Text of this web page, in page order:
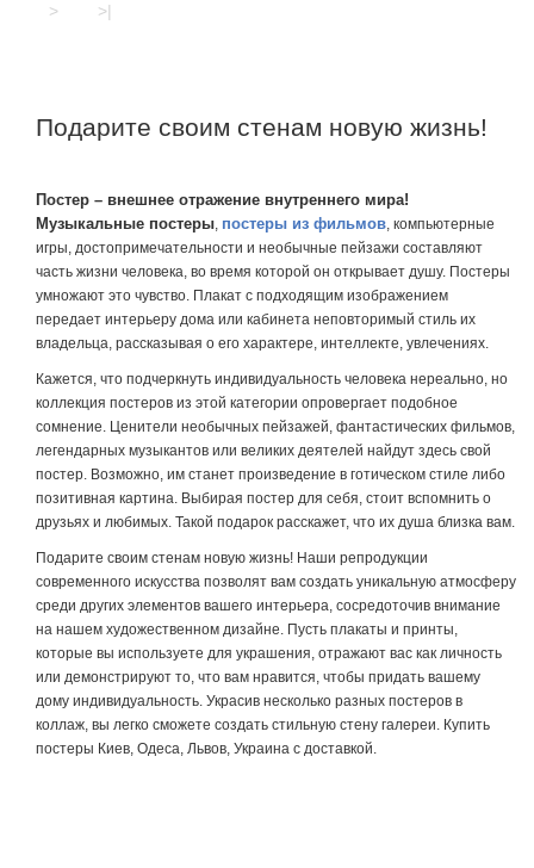
>
>|
Подарите своим стенам новую жизнь!
Постер – внешнее отражение внутреннего мира!
Музыкальные постеры, постеры из фильмов, компьютерные
игры, достопримечательности и необычные пейзажи составляют
часть жизни человека, во время которой он открывает душу. Постеры
умножают это чувство. Плакат с подходящим изображением
передает интерьеру дома или кабинета неповторимый стиль их
владельца, рассказывая о его характере, интеллекте, увлечениях.
Кажется, что подчеркнуть индивидуальность человека нереально, но
коллекция постеров из этой категории опровергает подобное
сомнение. Ценители необычных пейзажей, фантастических фильмов,
легендарных музыкантов или великих деятелей найдут здесь свой
постер. Возможно, им станет произведение в готическом стиле либо
позитивная картина. Выбирая постер для себя, стоит вспомнить о
друзьях и любимых. Такой подарок расскажет, что их душа близка вам.
Подарите своим стенам новую жизнь! Наши репродукции
современного искусства позволят вам создать уникальную атмосферу
среди других элементов вашего интерьера, сосредоточив внимание
на нашем художественном дизайне. Пусть плакаты и принты,
которые вы используете для украшения, отражают вас как личность
или демонстрируют то, что вам нравится, чтобы придать вашему
дому индивидуальность. Украсив несколько разных постеров в
коллаж, вы легко сможете создать стильную стену галереи. Купить
постеры Киев, Одеса, Львов, Украина с доставкой.